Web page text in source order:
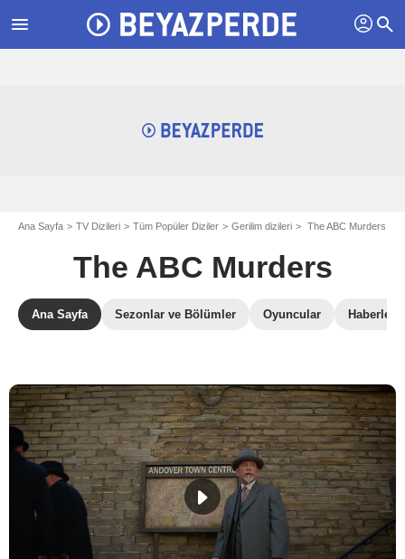
menu profil search
Ana Sayfa TV Dizileri Tüm Popüler Diziler Gerilim dizileri The ABC Murders
The ABC Murders
Ana Sayfa Sezonlar ve Bölümler Oyuncular Haberler